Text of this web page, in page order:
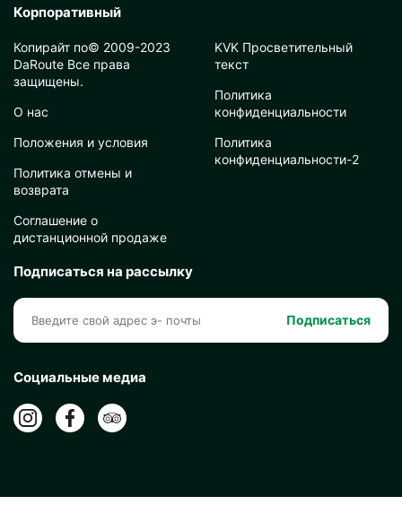
Корпоративный
Копирайт по© 2009-2023
DaRoute Все права
защищены.
О нас
Положения и условия
Политика отмены и
возврата
Соглашение о
дистанционной продаже
KVK Просветительный
текст
Политика
конфиденциальности
Политика
конфиденциальности-2
Подписаться на рассылку
Подписаться
Социальные медиа